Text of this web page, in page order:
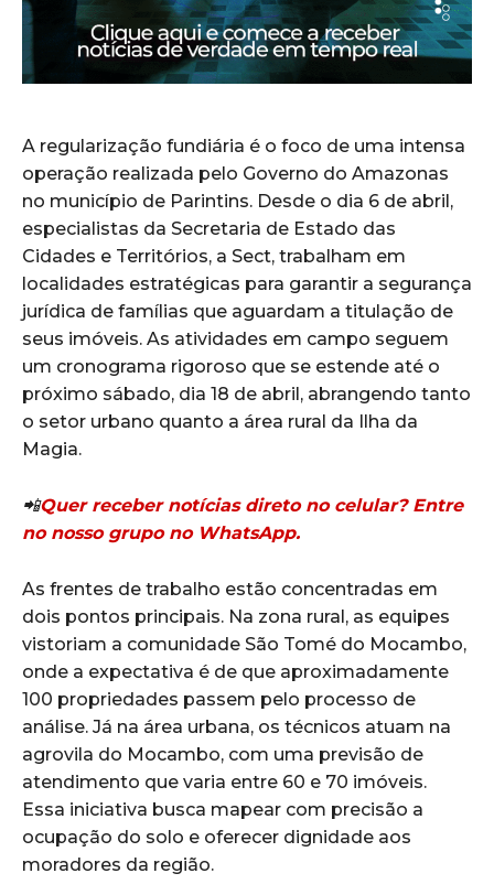
A regularização fundiária é o foco de uma intensa
operação realizada pelo Governo do Amazonas
no município de Parintins. Desde o dia 6 de abril,
especialistas da Secretaria de Estado das
Cidades e Territórios, a Sect, trabalham em
localidades estratégicas para garantir a segurança
jurídica de famílias que aguardam a titulação de
seus imóveis. As atividades em campo seguem
um cronograma rigoroso que se estende até o
próximo sábado, dia 18 de abril, abrangendo tanto
o setor urbano quanto a área rural da Ilha da
Magia.
📲Quer receber notícias direto no celular? Entre
no nosso grupo no WhatsApp.
As frentes de trabalho estão concentradas em
dois pontos principais. Na zona rural, as equipes
vistoriam a comunidade São Tomé do Mocambo,
onde a expectativa é de que aproximadamente
100 propriedades passem pelo processo de
análise. Já na área urbana, os técnicos atuam na
agrovila do Mocambo, com uma previsão de
atendimento que varia entre 60 e 70 imóveis.
Essa iniciativa busca mapear com precisão a
ocupação do solo e oferecer dignidade aos
moradores da região.